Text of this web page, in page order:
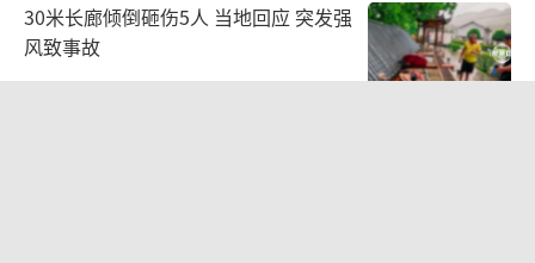
30米长廊倾倒砸伤5人 当地回应 突发强
风致事故
2026-08-05 22:54:51